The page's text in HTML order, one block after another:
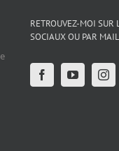
RETROUVEZ-MOI SUR
SOCIAUX OU PAR MAIL